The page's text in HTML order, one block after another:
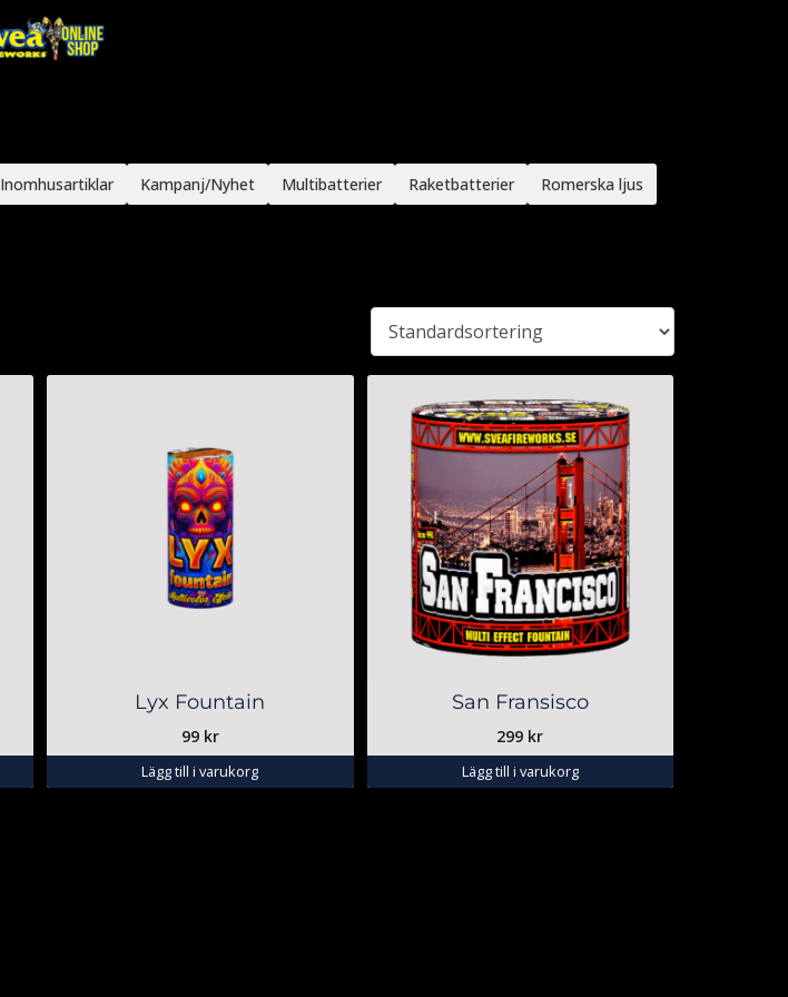
Inomhusartiklar Kampanj/Nyhet Multibatterier Raketbatterier
Romerska ljus
Lyx Fountain
99 kr
Lägg till i varukorg
San Fransisco
299 kr
Lägg till i varukorg